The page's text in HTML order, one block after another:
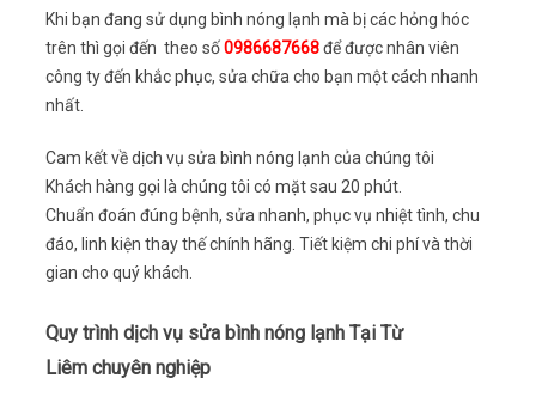
Khi bạn đang sử dụng bình nóng lạnh mà bị các hỏng hóc
trên thì gọi đến theo số0986687668để được nhân viên
công ty đến khắc phục, sửa chữa cho bạn một cách nhanh
nhất.
Cam kết về dịch vụ sửa bình nóng lạnh của chúng tôi
Khách hàng gọi là chúng tôi có mặt sau 20 phút.
Chuẩn đoán đúng bệnh, sửa nhanh, phục vụ nhiệt tình, chu
đáo, linh kiện thay thế chính hãng. Tiết kiệm chi phí và thời
gian cho quý khách.
Quy trình dịch vụ sửa bình nóng lạnh Tại Từ
Liêm chuyên nghiệp